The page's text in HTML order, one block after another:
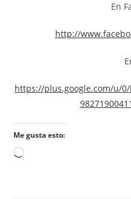
En
http://
https://plus.google.com/u/0/
Me gusta esto: